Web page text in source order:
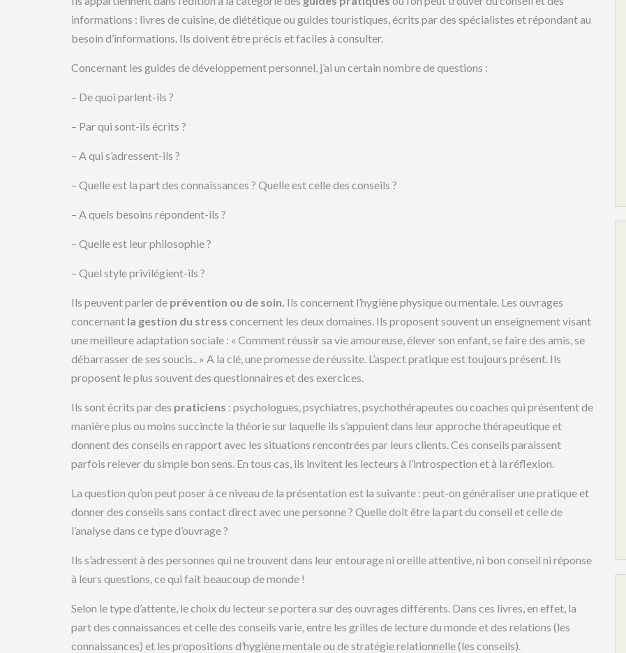
informations : livres de cuisine, de diététique ou guides touristiques, écrits par des spécialistes et répondant au
besoin d’informations. Ils doivent être précis et faciles à consulter.
Concernant les guides de développement personnel, j’ai un certain nombre de questions :
– De quoi parlent-ils ?
– Par qui sont-ils écrits ?
– A qui s’adressent-ils ?
– Quelle est la part des connaissances ? Quelle est celle des conseils ?
– A quels besoins répondent-ils ?
– Quelle est leur philosophie ?
– Quel style privilégient-ils ?
Ils peuvent parler de prévention ou de soin. Ils concernent l’hygiène physique ou mentale. Les ouvrages
concernant la gestion du stress concernent les deux domaines. Ils proposent souvent un enseignement visant
une meilleure adaptation sociale : « Comment réussir sa vie amoureuse, élever son enfant, se faire des amis, se
débarrasser de ses soucis.. » A la clé, une promesse de réussite. L’aspect pratique est toujours présent. Ils
proposent le plus souvent des questionnaires et des exercices.
Ils sont écrits par des praticiens : psychologues, psychiatres, psychothérapeutes ou coaches qui présentent de
manière plus ou moins succincte la théorie sur laquelle ils s’appuient dans leur approche thérapeutique et
donnent des conseils en rapport avec les situations rencontrées par leurs clients. Ces conseils paraissent
parfois relever du simple bon sens. En tous cas, ils invitent les lecteurs à l’introspection et à la réflexion.
La question qu’on peut poser à ce niveau de la présentation est la suivante : peut-on généraliser une pratique et
donner des conseils sans contact direct avec une personne ? Quelle doit être la part du conseil et celle de
l’analyse dans ce type d’ouvrage ?
Ils s’adressent à des personnes qui ne trouvent dans leur entourage ni oreille attentive, ni bon conseil ni réponse
à leurs questions, ce qui fait beaucoup de monde !
Selon le type d’attente, le choix du lecteur se portera sur des ouvrages différents. Dans ces livres, en effet, la
part des connaissances et celle des conseils varie, entre les grilles de lecture du monde et des relations (les
connaissances) et les propositions d’hygiène mentale ou de stratégie relationnelle (les conseils).